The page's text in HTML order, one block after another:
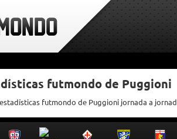
futmondo de Puggioni
futmondo de Puggioni jornada a